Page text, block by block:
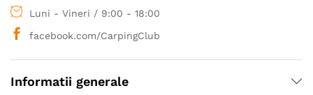
Luni - Vineri / 9:00 - 18:00
facebook.com/CarpingClub
Informatii generale